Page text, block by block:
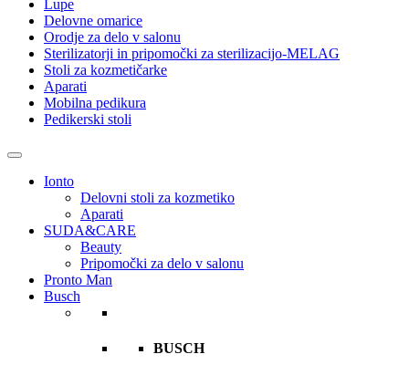
Lupe
Delovne omarice
Orodje za delo v salonu
Sterilizatorji in pripomočki za sterilizacijo-MELAG
Stoli za kozmetičarke
Aparati
Mobilna pedikura
Pedikerski stoli
Ionto
Delovni stoli za kozmetiko
Aparati
SUDA&CARE
Beauty
Pripomočki za delo v salonu
Pronto Man
Busch
BUSCH